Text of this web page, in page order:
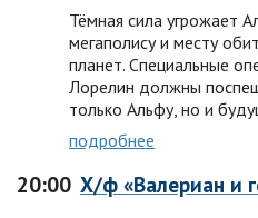
Тёмная сила угрожает
мегаполису и месту
планет. Специальные
Лорелин должны
только Альфу, но и
подробнее
20:00 Х/ф «Валериан и